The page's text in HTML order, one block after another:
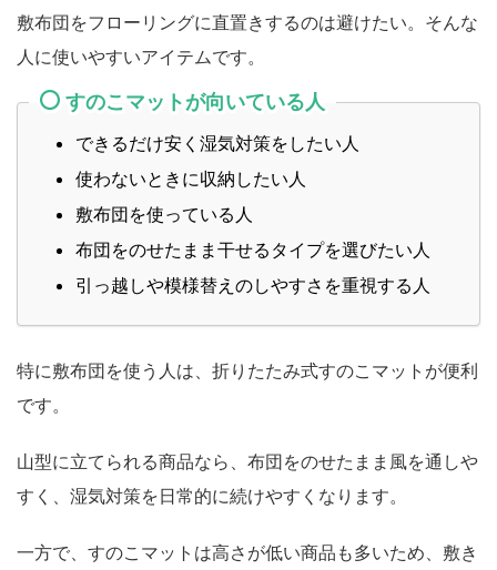
敷布団をフローリングに直置きするのは避けたい。そんな
人に使いやすいアイテムです。
すのこマットが向いている人
できるだけ安く湿気対策をしたい人
使わないときに収納したい人
敷布団を使っている人
布団をのせたまま干せるタイプを選びたい人
引っ越しや模様替えのしやすさを重視する人
特に敷布団を使う人は、折りたたみ式すのこマットが便利
です。
山型に立てられる商品なら、布団をのせたまま風を通しや
すく、湿気対策を日常的に続けやすくなります。
一方で、すのこマットは高さが低い商品も多いため、敷き